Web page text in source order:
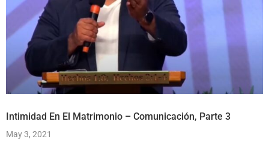
Intimidad En El Matrimonio – Comunicación, Parte 3
May 3, 2021